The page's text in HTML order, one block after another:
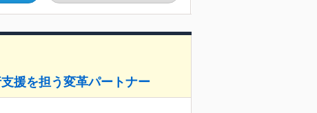
援を担う変革パートナー